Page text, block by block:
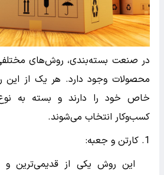
در صنعت بسته‌بندی، روش‌های
محصولات وجود دارد. هر یک از این
خاص خود را دارند و بسته به
کسب‌وکار انتخاب می‌شوند.
1. کارتن و جعبه:
این روش یکی از قدیمی‌ترین و